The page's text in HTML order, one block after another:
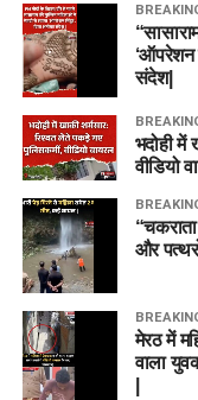
Wicketkeepers
Joe Clarke
Ryan
Donovan
Batters
Harry Brook
All-rounders
Mitchell
‘ऑपरेशन
संदेश|
भदोही में
वीडियो
और
मेरठ में
वाला